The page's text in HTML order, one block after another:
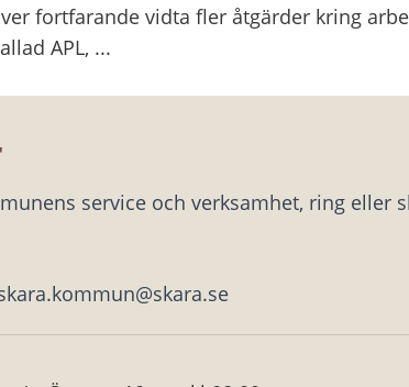
fortfarande vidta fler åtgärder kring
APL, ...
service och verksamhet, ring eller